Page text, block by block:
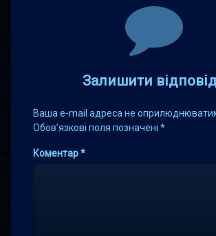
Залишити
Ваша e-mail адреса не
Обов’язкові поля позначені *
Коментар*